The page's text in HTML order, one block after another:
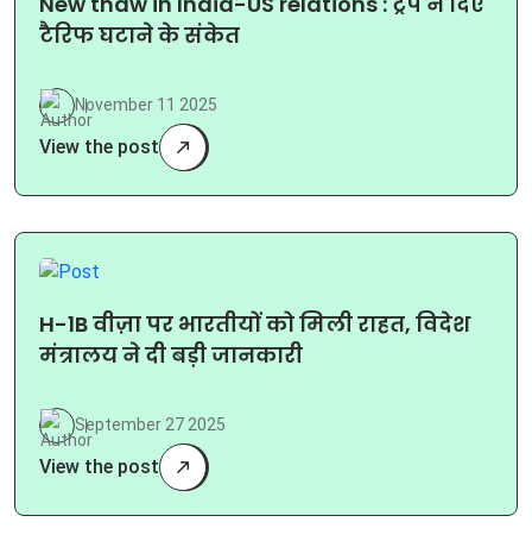
टैरिफ घटाने के संकेत
November 11 2025
View the post
H-1B वीज़ा पर भारतीयों को मिली राहत, विदेश
मंत्रालय ने दी बड़ी जानकारी
September 27 2025
View the post